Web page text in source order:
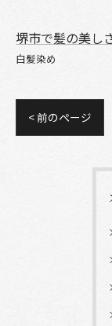
堺市で髪の美し
白髪染め
< 前のページ